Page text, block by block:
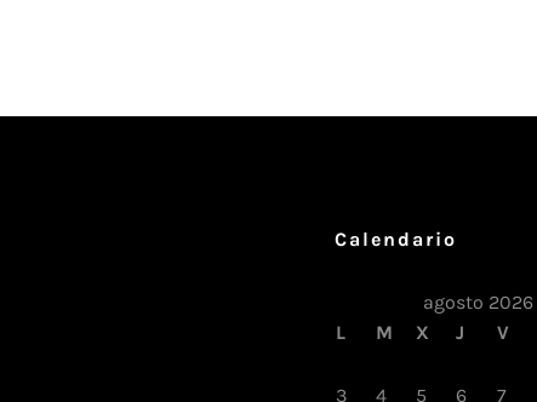
Calendario
agosto 2026
L
M X J V
3
4 5 6 7